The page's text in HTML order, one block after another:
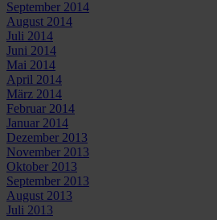
September 2014
August 2014
Juli 2014
Juni 2014
Mai 2014
April 2014
März 2014
Februar 2014
Januar 2014
Dezember 2013
November 2013
Oktober 2013
September 2013
August 2013
Juli 2013